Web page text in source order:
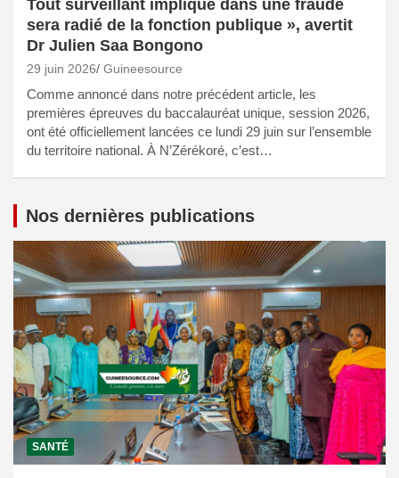
Tout surveillant impliqué dans une fraude
sera radié de la fonction publique », avertit
Dr Julien Saa Bongono
29 juin 2026 Guineesource
Comme annoncé dans notre précédent article, les
premières épreuves du baccalauréat unique, session 2026,
ont été officiellement lancées ce lundi 29 juin sur l’ensemble
du territoire national. À N’Zérékoré, c’est…
Nos dernières publications
SANTÉ